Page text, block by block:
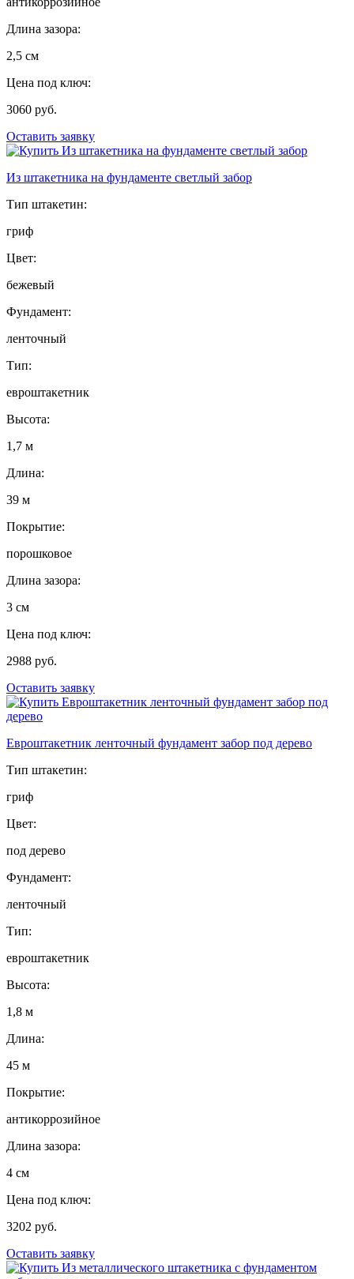
Длина зазора:
2,5 см
Цена под ключ:
3060 руб.
Оставить заявку
Из штакетника на фундаменте светлый забор
Тип штакетин:
гриф
Цвет:
бежевый
Фундамент:
ленточный
Тип:
евроштакетник
Высота:
1,7 м
Длина:
39 м
Покрытие:
порошковое
Длина зазора:
3 см
Цена под ключ:
2988 руб.
Оставить заявку
Евроштакетник ленточный фундамент забор под дерево
Тип штакетин:
гриф
Цвет:
под дерево
Фундамент:
ленточный
Тип:
евроштакетник
Высота:
1,8 м
Длина:
45 м
Покрытие:
антикоррозийное
Длина зазора:
4 см
Цена под ключ:
3202 руб.
Оставить заявку